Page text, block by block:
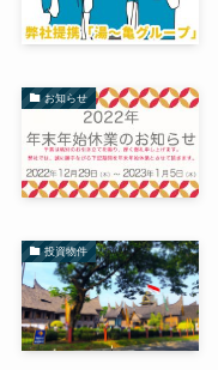
お知らせ
投資物件